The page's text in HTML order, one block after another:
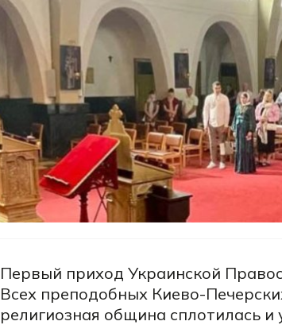
Первый приход Украинской
Всех преподобных Киево-
религиозная община сплотилась и